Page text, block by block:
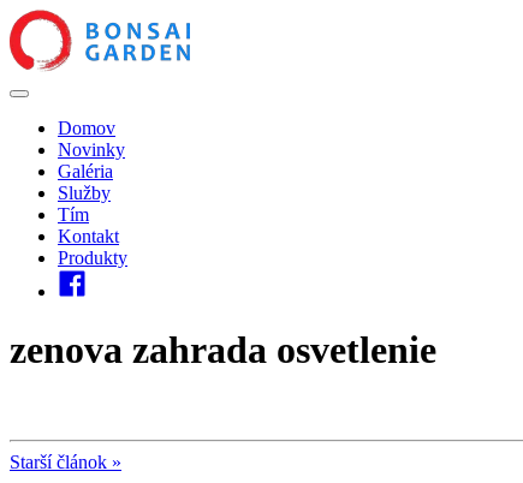
Domov
Novinky
Galéria
Služby
Tím
Kontakt
Produkty
zenova zahrada osvetlenie
Starší článok »